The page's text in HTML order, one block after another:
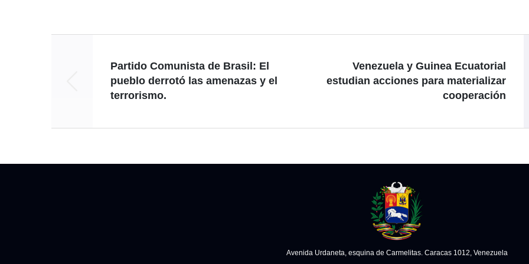
Partido Comunista de Brasil: El
pueblo derrotó las amenazas y el
terrorismo.
Venezuela y Guinea Ecuatorial
estudian acciones para materializar
cooperación
Avenida Urdaneta, esquina de Carmelitas. Caracas 1012, Venezuela